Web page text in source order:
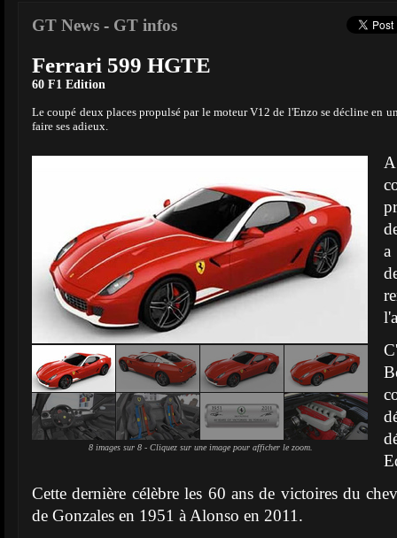
GT News - GT infos
Ferrari 599 HGTE
60 F1 Edition
Le coupé deux places propulsé par le moteur V12 de l'Enzo se décline en
faire ses adieux.
8 images sur 8 - Cliquez sur une image pour afficher le zoom.
a
Cette dernière célèbre les 60 ans de victoires du
de Gonzales en 1951 à Alonso en 2011.